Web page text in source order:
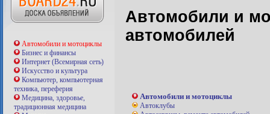
Автомобили и мотоциклы
Бизнес и финансы
Интернет (Всемирная сеть)
Искусство и культура
Компьютер, компьютерная
техника, переферия
Медицина, здоровье,
традиционная медицина
Автомобили и
автомобилей
Автомобили и мотоциклы
Автоклубы